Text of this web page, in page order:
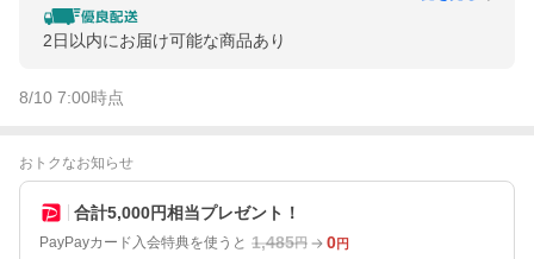
2日以内にお届け可能な商品あり
8/10 7:00時点
おトクなお知らせ
合計5,000円相当プレゼント！
PayPayカード入会特典を使うと 1,485円 0円